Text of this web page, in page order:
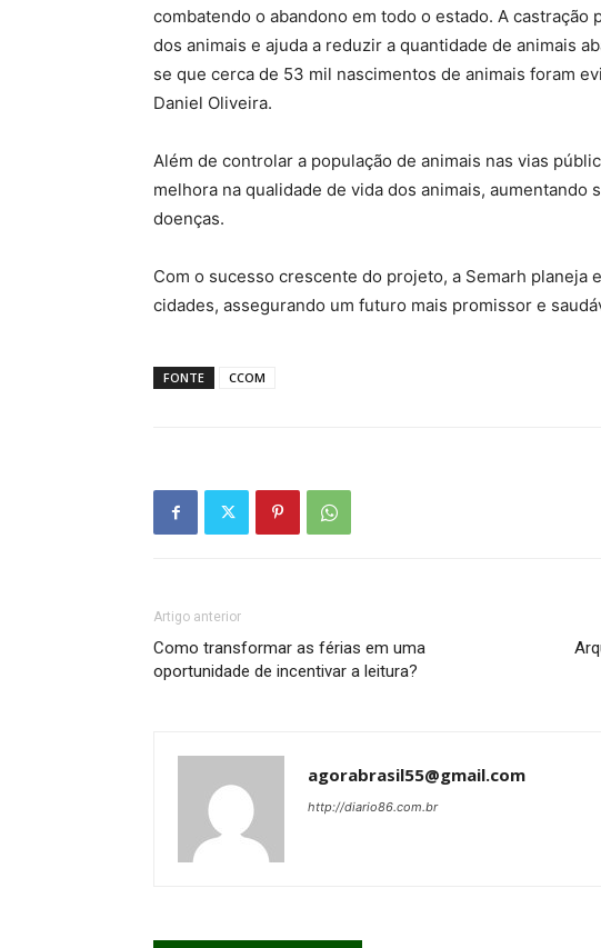
combatendo o abandono em todo o estado. A castração
dos animais e ajuda a reduzir a quantidade de animais
se que cerca de 53 mil nascimentos de animais foram
Daniel Oliveira.
Além de controlar a população de animais nas vias
melhora na qualidade de vida dos animais, aumentando
doenças.
Com o sucesso crescente do projeto, a Semarh planeja
cidades, assegurando um futuro mais promissor e
FONTE CCOM
Artigo anterior
Como transformar as férias em uma
oportunidade de incentivar a leitura?
agorabrasil55@gmail.com
http://diario86.com.br